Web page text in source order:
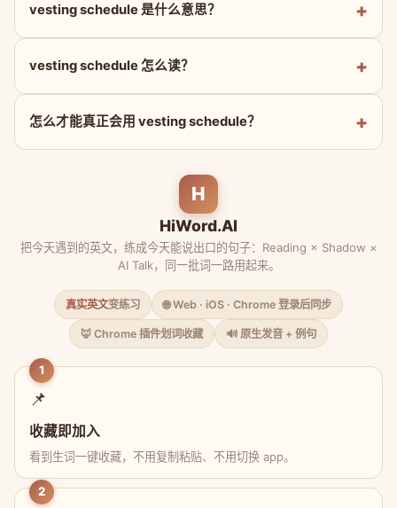
vesting schedule 是什么意思？
vesting schedule 怎么读？
怎么才能真正会用 vesting schedule？
H
HiWord.AI
把今天遇到的英文，练成今天能说出口的句子：Reading × Shadow ×
AI Talk，同一批词一路用起来。
真实英文变练习 🌐 Web · iOS · Chrome 登录后同步
🦊 Chrome 插件划词收藏 🔊 原生发音 + 例句
1
📌
收藏即加入
看到生词一键收藏，不用复制粘贴、不用切换 app。
2